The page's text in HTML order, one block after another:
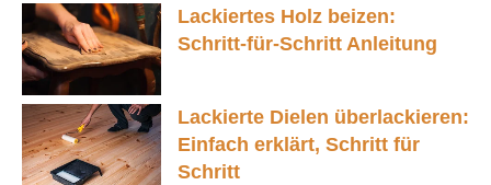
Lackiertes Holz beizen:
Schritt-für-Schritt Anleitung
Lackierte Dielen überlackieren:
Einfach erklärt, Schritt für
Schritt